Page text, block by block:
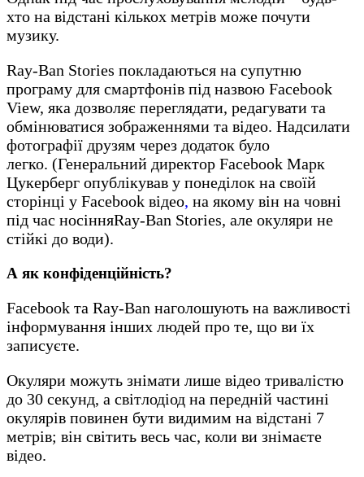
хто на відстані кількох метрів може почути
музику.
Ray-Ban Stories покладаються на супутню
програму для смартфонів під назвою Facebook
View, яка дозволяє переглядати, редагувати та
обмінюватися зображеннями та відео. Надсилати
фотографії друзям через додаток було
легко. (Генеральний директор Facebook Марк
Цукерберг опублікував у понеділок на своїй
сторінці у Facebook відео, на якому він на човні
під час носінняRay-Ban Stories, але окуляри не
стійкі до води).
А як конфіденційність?
Facebook та Ray-Ban наголошують на важливості
інформування інших людей про те, що ви їх
записуєте.
Окуляри можуть знімати лише відео тривалістю
до 30 секунд, а світлодіод на передній частині
окулярів повинен бути видимим на відстані 7
метрів; він світить весь час, коли ви знімаєте
відео.